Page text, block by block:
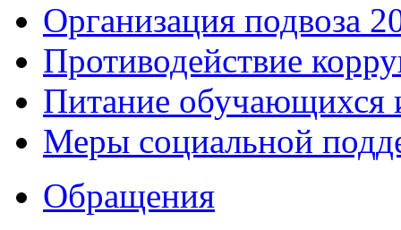
Организация подвоза
Противодействие
Питание обучающихся
Меры социальной
Обращения